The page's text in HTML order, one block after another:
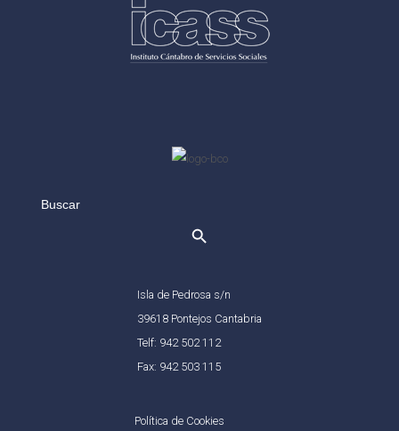
for:
Isla de Pedrosa s/n
39618 Pontejos Cantabria
Telf: 942 502 112
Fax: 942 503 115
Política de Cookies